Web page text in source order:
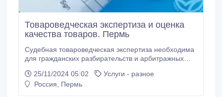
Товароведческая экспертиза и оценка
качества товаров. Пермь
Судебная товароведческая экспертиза необходима
для гражданских разбирательств и арбитражных
документы к доказательной базе и защитить права
юридических и физических лиц. Грамотно провести
25/11/2024 05:02
Услуги - разное
Россия, Пермь